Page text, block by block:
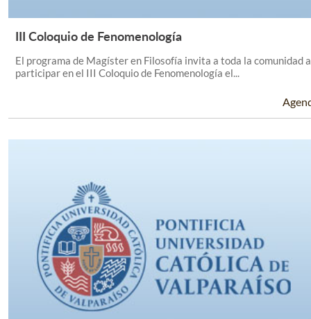
III Coloquio de Fenomenología
El programa de Magíster en Filosofía invita a toda la comunidad a
participar en el III Coloquio de Fenomenología el...